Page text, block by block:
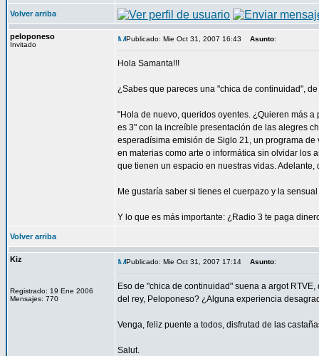
Volver arriba
peloponeso
Invitado
Publicado: Mie Oct 31, 2007 16:43 Asunto:
Hola Samanta!!!
¿Sabes que pareces una "chica de continuidad",
"Hola de nuevo, queridos oyentes. ¿Quieren más
es 3" con la increíble presentación de las alegres
esperadísima emisión de Siglo 21, un programa
en materias como arte o informática sin olvidar los
que tienen un espacio en nuestras vidas. Adelante,
Me gustaría saber si tienes el cuerpazo y la
Y lo que es más importante: ¿Radio 3 te paga
Volver arriba
Kiz
Registrado: 19 Ene 2006
Mensajes: 770
Publicado: Mie Oct 31, 2007 17:14 Asunto:
Eso de "chica de continuidad" suena a argot
del rey, Peloponeso? ¿Alguna experiencia
Venga, feliz puente a todos, disfrutad de las
Salut.